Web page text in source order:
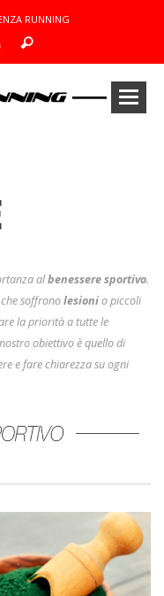
RUNNING
albenessere sportivo.
soffronolesionio piccoli
la priorità a tutte le
obiettivo è quello di
e fare chiarezza su ogni